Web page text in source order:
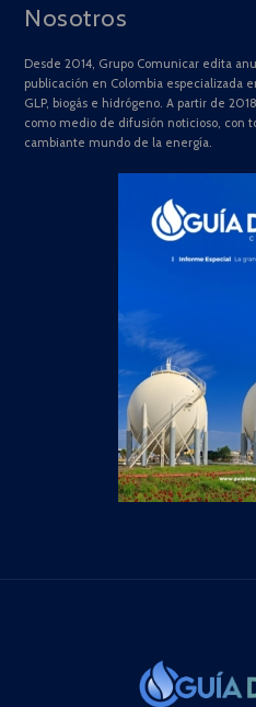
Nosotros
Desde 2014, Grupo Comunicar edita
publicación en Colombia especializada
GLP, biogás e hidrógeno. A partir de
como medio de difusión noticioso, con
cambiante mundo de la energía.